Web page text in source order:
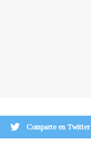
Comparte en Twitter